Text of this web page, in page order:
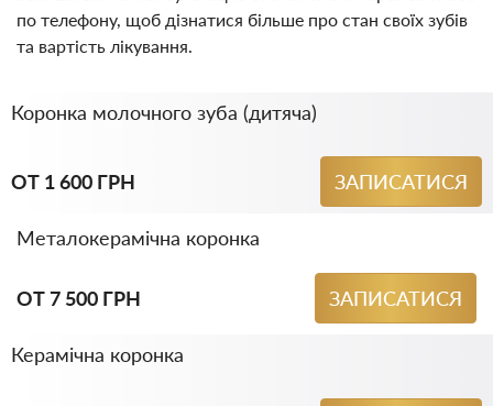
по телефону, щоб дізнатися більше про стан своїх зубів
та вартість лікування.
Коронка молочного зуба (дитяча)
ОТ 1 600 ГРН ЗАПИСАТИСЯ
Металокерамічна коронка
ОТ 7 500 ГРН ЗАПИСАТИСЯ
Керамічна коронка